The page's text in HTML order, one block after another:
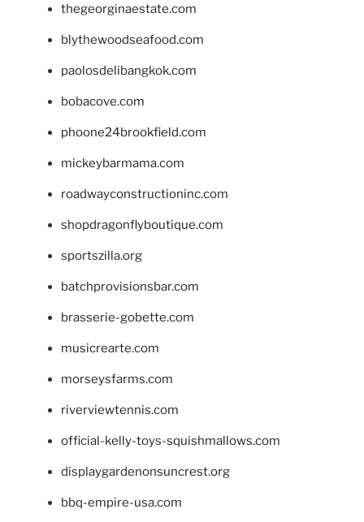
thegeorginaestate.com
blythewoodseafood.com
paolosdelibangkok.com
bobacove.com
phoone24brookfield.com
mickeybarmama.com
roadwayconstructioninc.com
shopdragonflyboutique.com
sportszilla.org
batchprovisionsbar.com
brasserie-gobette.com
musicrearte.com
morseysfarms.com
riverviewtennis.com
official-kelly-toys-squishmallows.com
displaygardenonsuncrest.org
bbq-empire-usa.com